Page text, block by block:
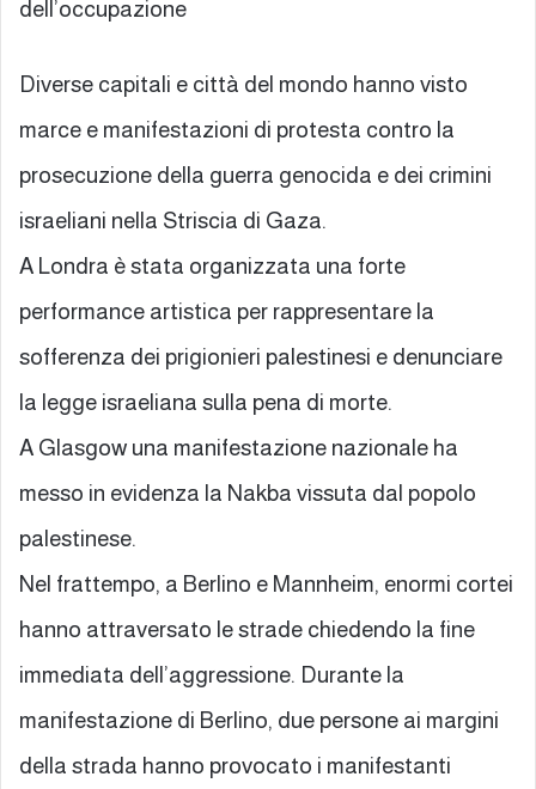
dell’occupazione
Diverse capitali e città del mondo hanno visto
marce e manifestazioni di protesta contro la
prosecuzione della guerra genocida e dei crimini
israeliani nella Striscia di Gaza.
A Londra è stata organizzata una forte
performance artistica per rappresentare la
sofferenza dei prigionieri palestinesi e denunciare
la legge israeliana sulla pena di morte.
A Glasgow una manifestazione nazionale ha
messo in evidenza la Nakba vissuta dal popolo
palestinese.
Nel frattempo, a Berlino e Mannheim, enormi cortei
hanno attraversato le strade chiedendo la fine
immediata dell’aggressione. Durante la
manifestazione di Berlino, due persone ai margini
della strada hanno provocato i manifestanti